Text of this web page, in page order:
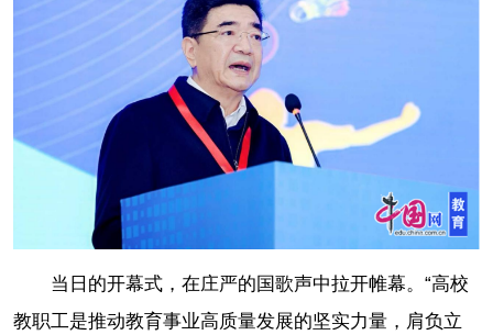
当日的开幕式，在庄严的国歌声中拉开帷幕。“高校
教职工是推动教育事业高质量发展的坚实力量，肩负立